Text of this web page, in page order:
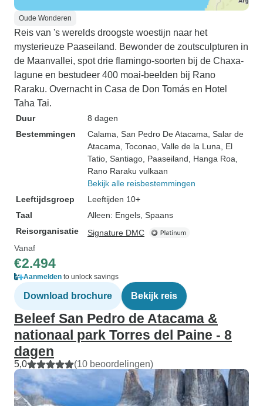
Oude Wonderen
Reis van 's werelds droogste woestijn naar het
mysterieuze Paaseiland. Bewonder de zoutsculpturen in
de Maanvallei, spot drie flamingo-soorten bij de Chaxa-
lagune en bestudeer 400 moai-beelden bij Rano
Raraku. Overnacht in Casa de Don Tomás en Hotel
Taha Tai.
Duur
8 dagen
Bestemmingen
Calama , San Pedro De Atacama , Salar de
Atacama , Toconao , Valle de la Luna , El
Tatio , Santiago , Paaseiland , Hanga Roa
Rano Raraku vulkaan
Bekijk alle reisbestemmingen
Leeftijdsgroep
Leeftijden 10+
Taal
Alleen: Engels, Spaans
Reisorganisatie
Signature DMC
Vanaf
€2.494
Aanmelden to unlock savings
Download brochure Bekijk reis
Beleef San Pedro de Atacama &
nationaal park Torres del Paine - 8
dagen
5,0 (10 beoordelingen)